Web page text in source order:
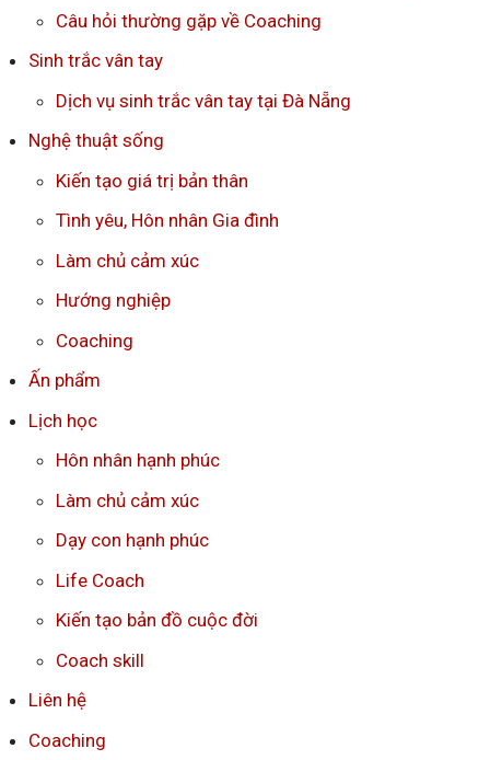
Câu hỏi thường gặp về Coaching
Sinh trắc vân tay
Dịch vụ sinh trắc vân tay tại Đà Nẵng
Nghệ thuật sống
Kiến tạo giá trị bản thân
Tình yêu, Hôn nhân Gia đình
Làm chủ cảm xúc
Hướng nghiệp
Coaching
Ấn phẩm
Lịch học
Hôn nhân hạnh phúc
Làm chủ cảm xúc
Dạy con hạnh phúc
Life Coach
Kiến tạo bản đồ cuộc đời
Coach skill
Liên hệ
Coaching